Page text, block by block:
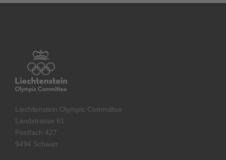
Liechtenstein Olympic Committee
Landstrasse 81
Postfach 427
9494 Schaan